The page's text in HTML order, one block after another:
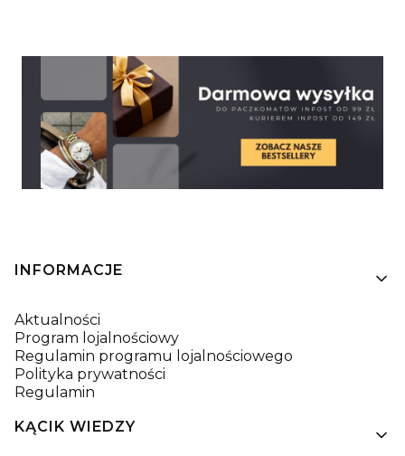
Linki w stopce
INFORMACJE
Aktualności
Program lojalnościowy
Regulamin programu lojalnościowego
Polityka prywatności
Regulamin
KĄCIK WIEDZY